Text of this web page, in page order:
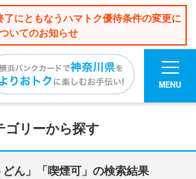
にともなうハマトク優待条件の変更に
ついてのお知らせ
MENU
ゴリーから探す
どん」「喫煙可」の検索結果